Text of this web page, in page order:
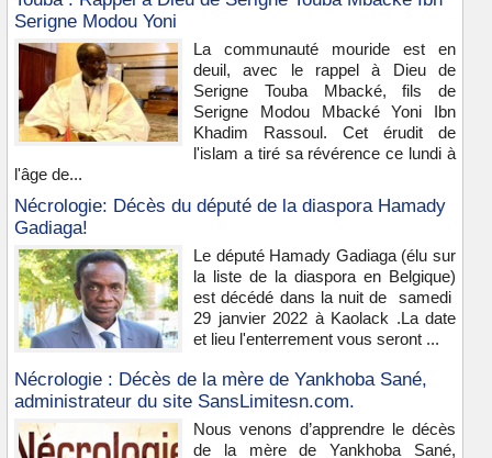
Serigne Modou Yoni
La communauté mouride est en
deuil, avec le rappel à Dieu de
Serigne Touba Mbacké, fils de
Serigne Modou Mbacké Yoni Ibn
Khadim Rassoul. Cet érudit de
l'islam a tiré sa révérence ce lundi à
l'âge de...
Nécrologie: Décès du député de la diaspora Hamady
Gadiaga!
Le député Hamady Gadiaga (élu sur
la liste de la diaspora en Belgique)
est décédé dans la nuit de samedi
29 janvier 2022 à Kaolack .La date
et lieu l'enterrement vous seront ...
Nécrologie : Décès de la mère de Yankhoba Sané,
administrateur du site SansLimitesn.com.
Nous venons d’apprendre le décès
de la mère de Yankhoba Sané,